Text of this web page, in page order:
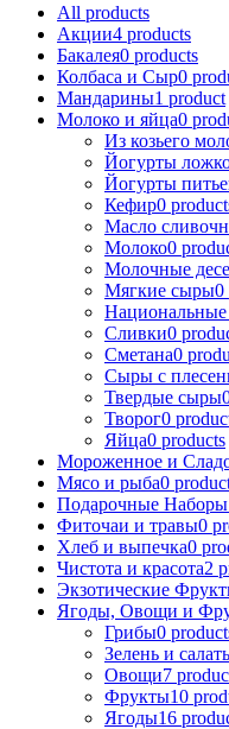
All products
Акции4 products
Бакалея0 products
Колбаса и Сыр0
Мандарины1 product
Молоко и яйца0
Из козьего
Йогурты
Йогурты
Кефир0
Масло
Молоко0
Молочные
Мягкие сыры0
Сливки0
Сметана0
Сыры с
Твердые сыры
Творог0
Яйца0 products
Мороженное и
Мясо и рыба0
Подарочные Наборы
Фиточаи и травы0
Хлеб и выпечка0
Чистота и красота2
Экзотические
Ягоды, Овощи и
Грибы0
Зелень и
Овощи7
Фрукты10
Ягоды16